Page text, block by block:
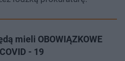
mieli OBOWIĄZKOWE
- 19